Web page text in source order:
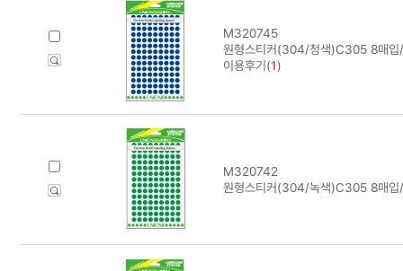
M320745
원형스티커(304/청색)C305 8매
이용후기(1)
M320742
원형스티커(304/녹색)C305 8매